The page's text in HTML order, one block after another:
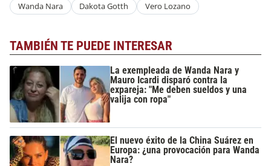
Wanda Nara Dakota Gotth Vero Lozano
TAMBIÉN TE PUEDE INTERESAR
La exempleada de Wanda Nara y
Mauro Icardi disparó contra la
expareja: "Me deben sueldos y una
valija con ropa"
El nuevo éxito de la China Suárez en
Europa: ¿una provocación para Wanda
Nara?